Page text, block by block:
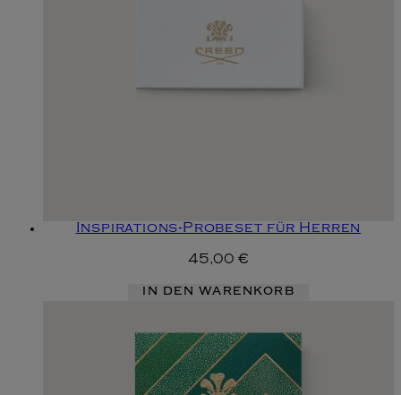
Inspirations-Probeset für Herren
45,00 €
IN DEN WARENKORB